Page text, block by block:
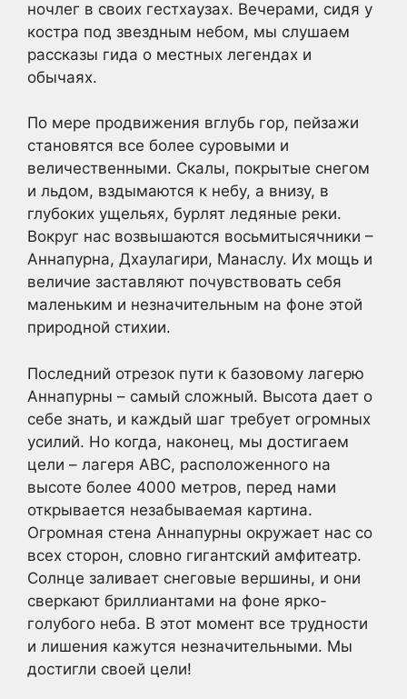
ночлег в своих гестхаузах. Вечерами, сидя у
костра под звездным небом, мы слушаем
рассказы гида о местных легендах и
обычаях.
По мере продвижения вглубь гор, пейзажи
становятся все более суровыми и
величественными. Скалы, покрытые снегом
и льдом, вздымаются к небу, а внизу, в
глубоких ущельях, бурлят ледяные реки.
Вокруг нас возвышаются восьмитысячники –
Аннапурна, Дхаулагири, Манаслу. Их мощь и
величие заставляют почувствовать себя
маленьким и незначительным на фоне этой
природной стихии.
Последний отрезок пути к базовому лагерю
Аннапурны – самый сложный. Высота дает о
себе знать, и каждый шаг требует огромных
усилий. Но когда, наконец, мы достигаем
цели – лагеря ABC, расположенного на
высоте более 4000 метров, перед нами
открывается незабываемая картина.
Огромная стена Аннапурны окружает нас со
всех сторон, словно гигантский амфитеатр.
Солнце заливает снеговые вершины, и они
сверкают бриллиантами на фоне ярко-
голубого неба. В этот момент все трудности
и лишения кажутся незначительными. Мы
достигли своей цели!